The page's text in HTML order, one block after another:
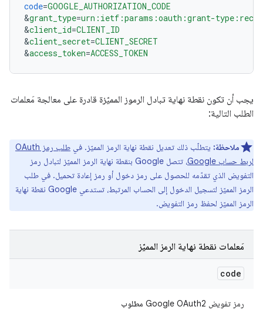
code=GOOGLE_AUTHORIZATION_CODE
&grant_type=urn:ietf:params:oauth:grant-
&client_id=CLIENT_ID
&client_secret=CLIENT_SECRET
&access_token=ACCESS_TOKEN
يجب أن تكون نقطة نهاية تبادل الرموز المميّزة قادرة على معالجة مَعلمات
الطلب التالية:
ملاحظة: يتطلّب ذلك تعديل نقطة نهاية الرمز المميّز. في
طلب رمز OAuth
لربط حساب Google
، تتصل Google بنقطة نهاية الرمز المميّز لتبادل رمز
التفويض الذي تقدّمه للحصول على رمز دخول أو رمز إعادة تحميل. في طلب
الرمز المميّز لتسجيل الدخول إلى الحساب المرتبط، تستدعي Google نقطة نهاية
الرمز المميّز لحفظ رمز التفويض.
مَعلمات نقطة نهاية الرمز المميّز
code
رمز تفويض Google OAuth2 مطلوب